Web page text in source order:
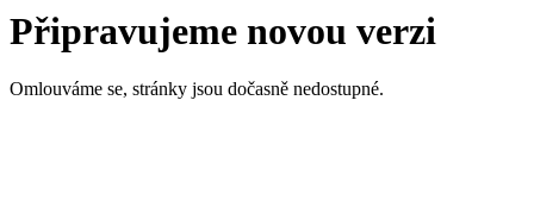
Připravujeme novou verzi
Omlouváme se, stránky jsou dočasně nedostupné.